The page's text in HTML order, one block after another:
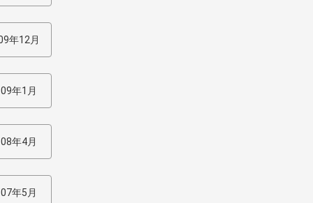
年12月
年1月
年4月
年5月